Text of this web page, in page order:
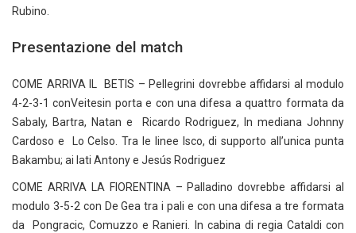
Rubino.
Presentazione del match
COME ARRIVA IL BETIS – Pellegrini dovrebbe affidarsi al modulo
4-2-3-1 conVeitesin porta e con una difesa a quattro formata da
Sabaly, Bartra, Natan e Ricardo Rodriguez, In mediana Johnny
Cardoso e Lo Celso. Tra le linee Isco, di supporto all’unica punta
Bakambu; ai lati Antony e Jesús Rodriguez
COME ARRIVA LA FIORENTINA – Palladino dovrebbe affidarsi al
modulo 3-5-2 con De Gea tra i pali e con una difesa a tre formata
da Pongracic, Comuzzo e Ranieri. In cabina di regia Cataldi con